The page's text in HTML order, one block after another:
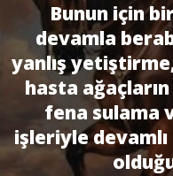
Bunun için
devamla
yanlış
hasta
fena sulama
işleriyle